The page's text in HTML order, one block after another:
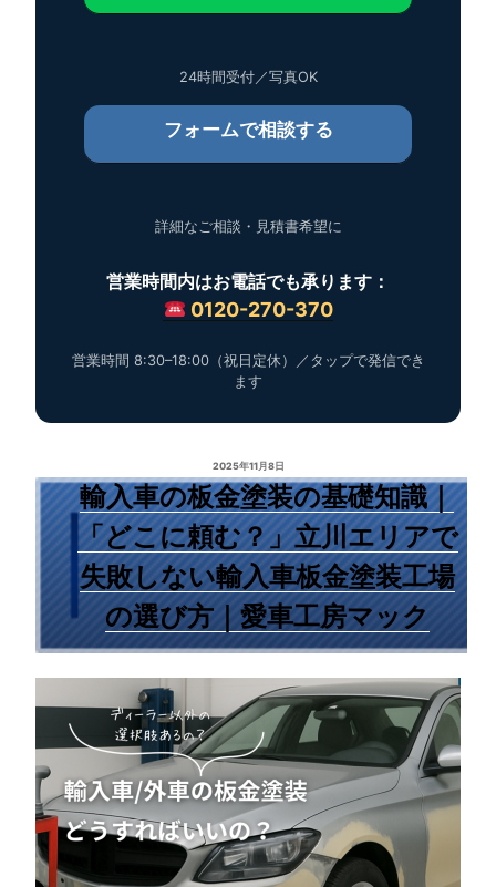
24時間受付／写真OK
フォームで相談する
詳細なご相談・見積書希望に
営業時間内はお電話でも承ります：
0120-270-370
営業時間 8:30–18:00（祝日定休）／タップで発信でき
ます
2025年11月8日
輸入車の板金塗装の基礎知識｜
「どこに頼む？」立川エリアで
失敗しない輸入車板金塗装工場
の選び方｜愛車工房マック